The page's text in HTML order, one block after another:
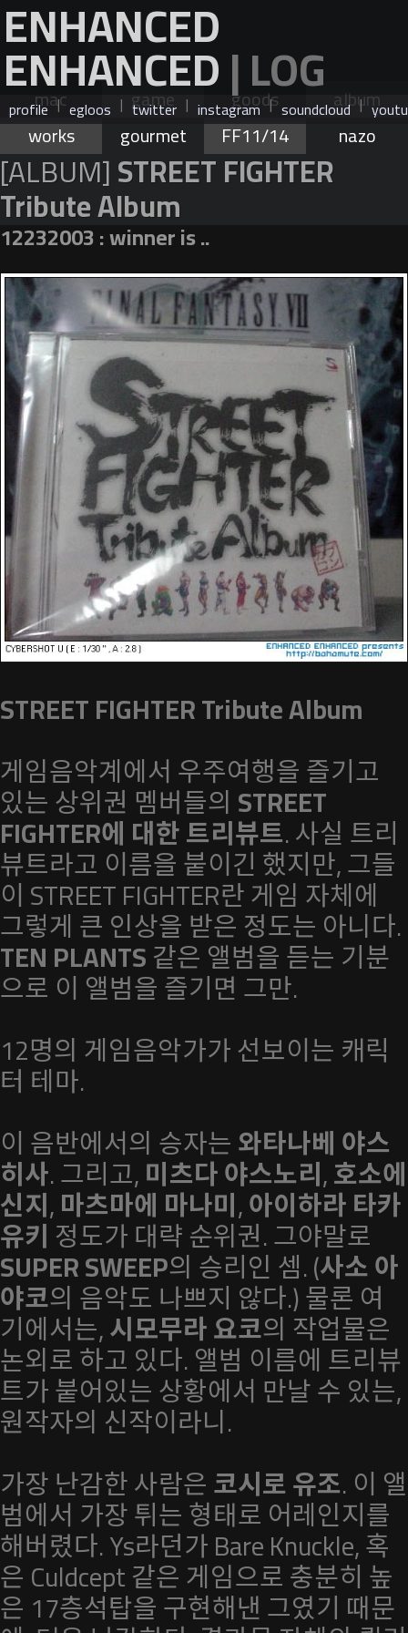
ENHANCED
ENHANCED| LOG
profile | egloos | twitter | instagram | soundcloud |
mac game goods
album
works
gourmet FF11/14 nazo
[ALBUM]STREET FIGHTER
Tribute Album
12232003 : winner is ..
STREET FIGHTER Tribute Album
게임음악계에서 우주여행을 즐기고
있는 상위권 멤버들의 STREET
FIGHTER에 대한 트리뷰트. 사실 트리
뷰트라고 이름을 붙이긴 했지만, 그들
이 STREET FIGHTER란 게임 자체에
그렇게 큰 인상을 받은 정도는 아니다.
TEN PLANTS같은 앨범을 듣는 기분
으로 이 앨범을 즐기면 그만.
12명의 게임음악가가 선보이는 캐릭
터 테마.
이 음반에서의 승자는와타나베 야스
히사. 그리고,미츠다 야스노리,호소에
신지,마츠마에 마나미,아이하라 타카
유키 정도가 대략 순위권. 그야말로
SUPER SWEEP의 승리인 셈. (사소 아
야코의 음악도 나쁘지 않다.) 물론 여
기에서는,시모무라 요코의 작업물은
논외로 하고 있다. 앨범 이름에 트리뷰
트가 붙어있는 상황에서 만날 수 있는,
원작자의 신작이라니.
가장 난감한 사람은코시로 유조. 이 앨
범에서 가장 튀는 형태로 어레인지를
해버렸다. Ys라던가 Bare Knuckle, 혹
은 Culdcept 같은 게임으로 충분히 높
은 17층석탑을 구현해낸 그였기 때문